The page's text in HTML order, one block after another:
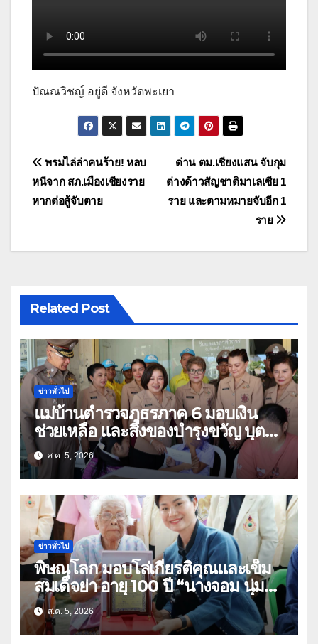
ปัณณวิชญ์ อยู่ดี จังหวัดพะเยา
แนะแนว
เรื่อง
ด่าน ตม.เชียงแสน จับกุม
ต่างด้าวสัญชาติมาเลเซีย 1
ราย และตามหมายจับอีก 1
ราย
พรมไล่ล่าคนร้าย! หลบ
หนีจาก สภ.เมืองเชียงราย
หากต่อสู้จับตาย
Related Post
ข่าวทั่วไป
แม่บ้านตำรวจภูธรภาค 6 มอบเงิน
ช่วยเหลือ และสิ่งของบำรุงขวัญ บุตร-
ธิดา ข้าราชการตำรวจจังหวัด
อุทัยธานี
ส.ค. 5, 2026
ข่าวทั่วไป
พิษณุโลก มอบโล่เกียรติคุณและเข็ม
สมเด็จย่า อายุ 100 ปี “นางจอม นุ่ม
เนตร” ตำบลบ้านกร่าง อำเภอเมือง
ส.ค. 5, 2026